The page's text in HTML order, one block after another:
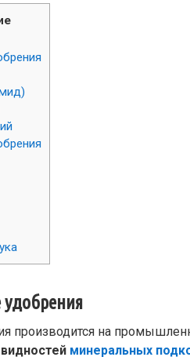
производится на
минеральных